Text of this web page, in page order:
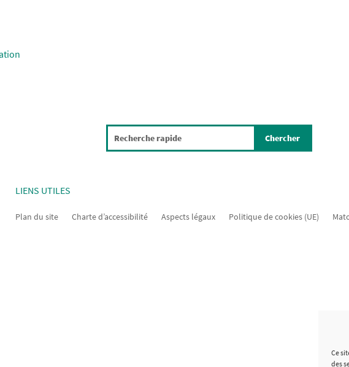
Ce
des
LIENS UTILES
Plan du site Charte d’accessibilité Aspects légaux Politique de cookies (UE)